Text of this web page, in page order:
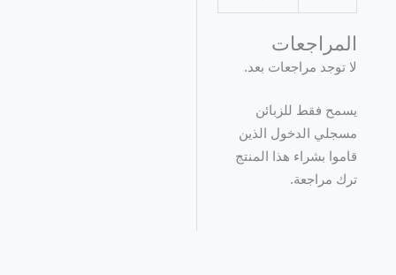
المراجعات
لا توجد مراجعات بعد.
يسمح فقط للزبائن
مسجلي الدخول الذين
قاموا بشراء هذا المنتج
ترك مراجعة.